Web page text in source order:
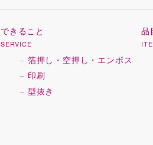
できること
SERVICE
箔押し・空押し・エンボス
印刷
型抜き
品